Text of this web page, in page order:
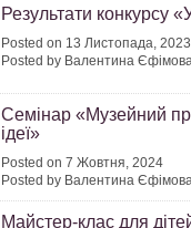
Результати конкурсу
Posted on 13 Листопада, 2023
Posted by Валентина
Семінар «Музейний
ідеї»
Posted on 7 Жовтня, 2024
Posted by Валентина
Майстер-клас для